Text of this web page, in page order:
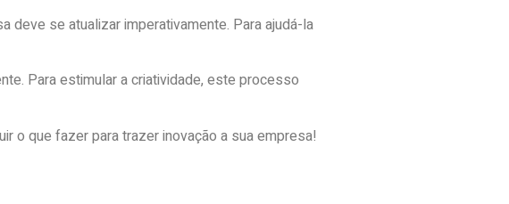
deve se atualizar imperativamente. Para ajudá-la
Para estimular a criatividade, este processo
o que fazer para trazer inovação a sua empresa!